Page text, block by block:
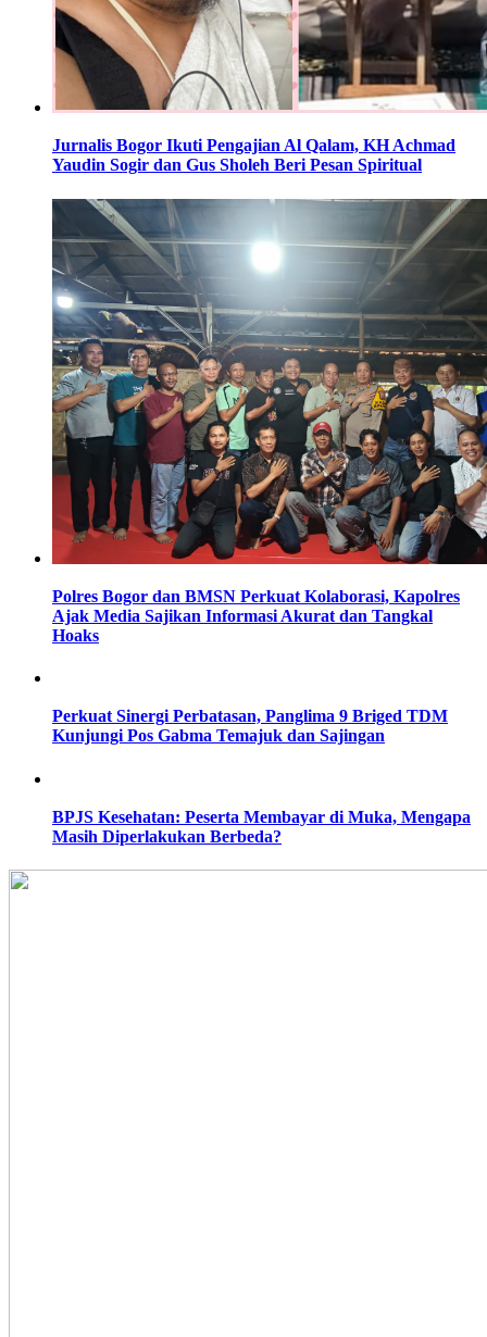
Jurnalis Bogor Ikuti Pengajian Al Qalam, KH Achmad
Yaudin Sogir dan Gus Sholeh Beri Pesan Spiritual
Polres Bogor dan BMSN Perkuat Kolaborasi, Kapolres
Ajak Media Sajikan Informasi Akurat dan Tangkal
Hoaks
Perkuat Sinergi Perbatasan, Panglima 9 Briged TDM
Kunjungi Pos Gabma Temajuk dan Sajingan
BPJS Kesehatan: Peserta Membayar di Muka, Mengapa
Masih Diperlakukan Berbeda?